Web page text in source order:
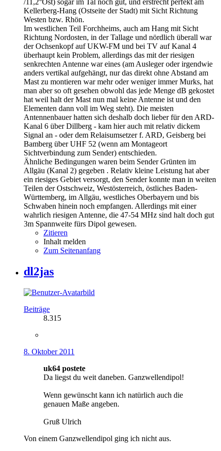
/11,2°Ost) sogar im Tal noch gut, und erstrecht perfekt am
Kellerberg-Hang (Ostseite der Stadt) mit Sicht Richtung
Westen bzw. Rhön.
Im westlichen Teil Forchheims, auch am Hang mit Sicht
Richtung Nordosten, in der Tallage und nördlich überall war
der Ochsenkopf auf UKW-FM und bei TV auf Kanal 4
überhaupt kein Problem, allerdings das mit der riesigen
senkrechten Antenne war eines (am Ausleger oder irgendwie
anders vertikal aufgehängt, nur das direkt ohne Abstand am
Mast zu montieren war mehr oder weniger immer Murks, hat
man aber so oft gesehen obwohl das jede Menge dB gekostet
hat weil halt der Mast nun mal keine Antenne ist und den
Elementen dann voll im Weg steht). Die meisten
Antennenbauer hatten sich deshalb doch lieber für den ARD-
Kanal 6 über Dillberg - kam hier auch mit relativ dickem
Signal an - oder dem Relaisumsetzer f. ARD, Geisberg bei
Bamberg über UHF 52 (wenn am Montageort
Sichtverbindung zum Sender) entschieden.
Ähnliche Bedingungen waren beim Sender Grünten im
Allgäu (Kanal 2) gegeben . Relativ kleine Leistung hat aber
ein riesiges Gebiet versorgt, den Sender konnte man in weiten
Teilen der Ostschweiz, Westösterreich, östliches Baden-
Württemberg, im Allgäu, westliches Oberbayern und bis
Schwaben hinein noch empfangen. Allerdings mit einer
wahrlich riesigen Antenne, die 47-54 MHz sind halt doch gut
3m Spannweite fürs Dipol gewesen.
Zitieren
Inhalt melden
Zum Seitenanfang
dl2jas
Beiträge
8.315
8. Oktober 2011
uk64 postete
Da liegst du weit daneben. Ganzwellendipol!
Wenn gewünscht kann ich natürlich auch die
genauen Maße angeben.
Gruß Ulrich
Von einem Ganzwellendipol ging ich nicht aus.